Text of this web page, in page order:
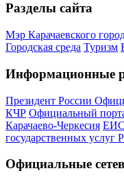
Разделы сайта
Мэр Карачаевского
Городская среда Туризм
Информационные
Президент России
КЧР Официальный
Карачаево-Черкесия ЕИС
государственных услуг
Официальные